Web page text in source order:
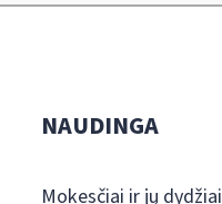
NAUDINGA
Mokesčiai ir jų dydžiai